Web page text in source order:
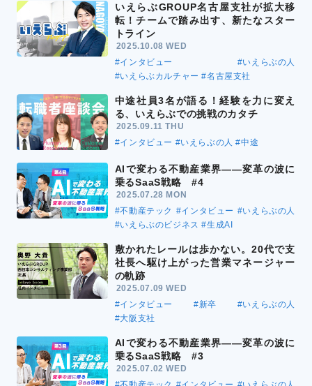
いえらぶGROUP名古屋支社が拡大移
転！チームで踏み出す、新たなスター
トライン
2025.10.08 WED
#インタビュー
#いえらぶの人
#いえらぶカルチャー #名古屋支社
中途社員3名が語る！経験を力に変え
る、いえらぶでの挑戦のカタチ
2025.09.11 THU
#インタビュー #いえらぶの人 #中途
AIで変わる不動産業界――変革の波に
乗るSaaS戦略 #4
2025.07.28 MON
#不動産テック #インタビュー #いえらぶの人
#いえらぶのビジネス #生成AI
敷かれたレールは歩かない。20代で支
社長へ駆け上がった営業マネージャー
の軌跡
2025.07.09 WED
#インタビュー
#新卒
#いえらぶの人
#大阪支社
AIで変わる不動産業界――変革の波に
乗るSaaS戦略 #3
2025.07.02 WED